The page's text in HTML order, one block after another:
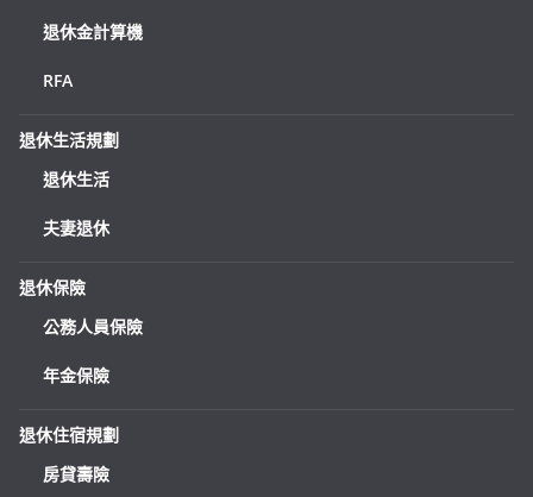
退休金計算機
RFA
退休生活規劃
退休生活
夫妻退休
退休保險
公務人員保險
年金保險
退休住宿規劃
房貸壽險